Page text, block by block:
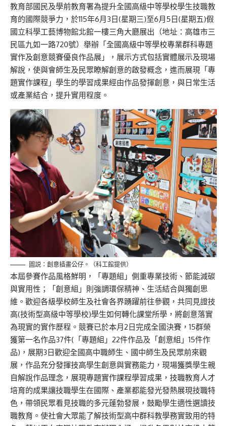
教育部國民及學前教育署為提升全國高級中等學校學生技職教
育的國際競爭力， 於115年6月 3 日(星期三)至6月 5 日(星期五)假
國立科學工藝博物館北館一樓三角大廳展出 （地址： 高雄市三
民區九如一路720號） 舉辦 「全國高級中等學校專業群科專題
實作及創意競賽優良作品展」，展示方式包括實體展示及現場
解說 ，使與會師生及民眾瞭解創意的啟發概念， 進而展現 「 專
題實作課程 」學生的學習成果經由作品發揮創意， 與日常生活
或產業結合，提升實用程度。
圖説：創意插畫公仔。（科工館提供）
本屆參賽作品風格鮮明，「專題組」側重專業技術、 節能減碳
與實用性；「創意組」則強調環保精神、生活結合與獨創思
維。歡迎各級學校師生及社會各界踴躍前往參觀，共同見證技
高(技術型高級中等學校)學生如何轉化課堂所學，將創意落實
為現實的實作歷程。 競賽已於本月2日完成全國決賽 ， 15群榮
獲第一名作品37件( 「專題組」 22件作品及 「創意組」 15件作
品) ， 展期3日歡迎全國高中職師生 、國中師生及民眾前來觀
展，作品充分發揮技高學生創意與實務能力， 現場獲獎學生親
自解說作品理念， 展現專題實作課程學習成果， 技職教育人才
培育的成果讓技職學生在國際、產業都能發光發熱展現技職特
色 ，帶領民眾看見技職的多元蓬勃發展，鼓勵學生適性選讀技
職教育。 使社會大眾能了解技術型高中群科教學務實致用的特